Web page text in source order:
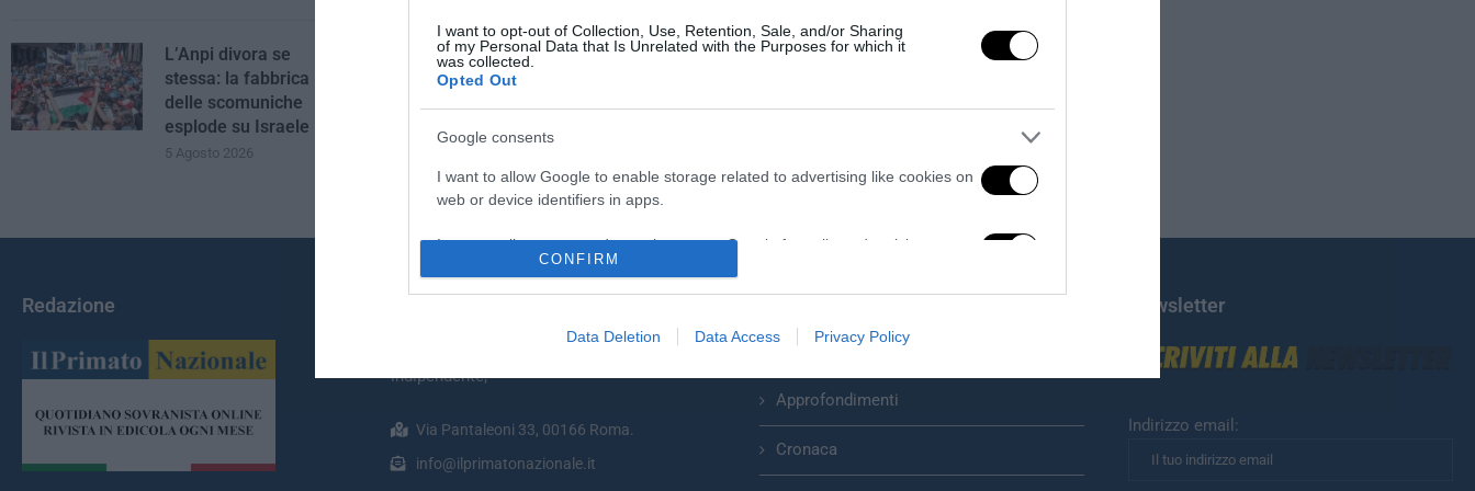
I want to opt-out of Collection, Use, Retention, Sale, and/or Sharing
of my Personal Data that Is Unrelated with the Purposes for which it
was collected.
Opted Out
Google consents
I want to allow Google to enable storage related to advertising like cookies on
web or device identifiers in apps.
I want to allow my user data to be sent to Google for online advertising
web or device identifiers in apps.
I want to allow Google to enable storage related to functionality of the website
or app.
CONFIRM
Data Deletion Data Access Privacy Policy
L’Anpi divora se
stessa: la fabbrica
delle scomuniche
esplode su Israele
5 Agosto 2026
Redazione
Il Primato Nazionale plurisettimanale online
indipendente;
Via Pantaleoni 33, 00166 Roma.
info@ilprimatonazionale.it
Primo Piano
Approfondimenti
Cronaca
Newsletter
Indirizzo email: